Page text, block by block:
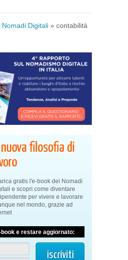
Nomadi Digitali » contabilità
filosofia di
gratis l'e-book dei Nomadi
e scopri come diventare
per vivere e lavorare
nel mondo, grazie ad
e restare aggiornato: